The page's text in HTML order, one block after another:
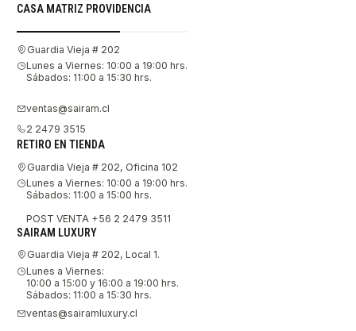
CASA MATRIZ PROVIDENCIA
Guardia Vieja # 202
Lunes a Viernes: 10:00 a 19:00 hrs.
Sábados: 11:00 a 15:30 hrs.
ventas@sairam.cl
2 2479 3515
RETIRO EN TIENDA
Guardia Vieja # 202, Oficina 102
Lunes a Viernes: 10:00 a 19:00 hrs.
Sábados: 11:00 a 15:00 hrs.
POST VENTA +56 2 2479 3511
SAIRAM LUXURY
Guardia Vieja # 202, Local 1.
Lunes a Viernes:
10:00 a 15:00 y 16:00 a 19:00 hrs.
Sábados: 11:00 a 15:30 hrs.
ventas@sairamluxury.cl